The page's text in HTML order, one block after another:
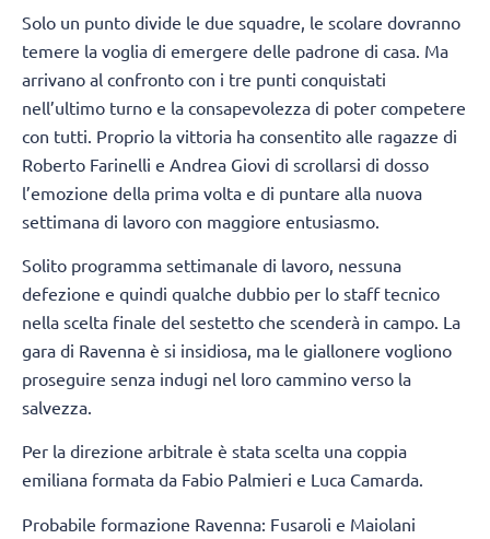
Solo un punto divide le due squadre, le scolare dovranno
temere la voglia di emergere delle padrone di casa. Ma
arrivano al confronto con i tre punti conquistati
nell’ultimo turno e la consapevolezza di poter competere
con tutti. Proprio la vittoria ha consentito alle ragazze di
Roberto Farinelli e Andrea Giovi di scrollarsi di dosso
l’emozione della prima volta e di puntare alla nuova
settimana di lavoro con maggiore entusiasmo.
Solito programma settimanale di lavoro, nessuna
defezione e quindi qualche dubbio per lo staff tecnico
nella scelta finale del sestetto che scenderà in campo. La
gara di Ravenna è si insidiosa, ma le giallonere vogliono
proseguire senza indugi nel loro cammino verso la
salvezza.
Per la direzione arbitrale è stata scelta una coppia
emiliana formata da Fabio Palmieri e Luca Camarda.
Probabile formazione Ravenna: Fusaroli e Maiolani